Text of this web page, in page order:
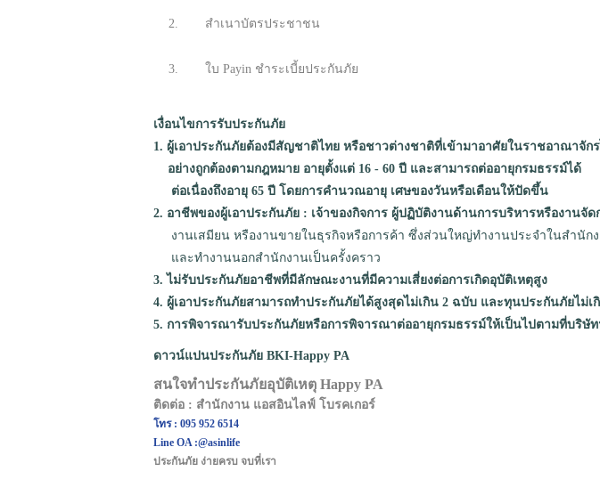
2. สำเนาบัตรประชาชน
3. ใบ Payin ชำระเบี้ยประกันภัย
เงื่อนไขการรับประกันภัย
1. ผู้เอาประกันภัยต้องมีสัญชาติไทย หรือชาวต่างชาติที่เข้ามาอาศัยในราชอาณาจัก
อย่างถูกต้องตามกฎหมาย อายุตั้งแต่ 16 - 60 ปี และสามารถต่ออายุกรมธรรม์ได้
ต่อเนื่องถึงอายุ 65 ปี โดยการคำนวณอายุ เศษของวันหรือเดือนให้ปัดขึ้น
2. อาชีพของผู้เอาประกันภัย : เจ้าของกิจการ ผู้ปฏิบัติงานด้านการบริหารหรืองานจัด
งานเสมียน หรืองานขายในธุรกิจหรือการค้า ซึ่งส่วนใหญ่ทำงานประจำในสำนัก
และทำงานนอกสำนักงานเป็นครั้งคราว
3. ไม่รับประกันภัยอาชีพที่มีลักษณะงานที่มีความเสี่ยงต่อการเกิดอุบัติเหตุสูง
4. ผู้เอาประกันภัยสามารถทำประกันภัยได้สูงสุดไม่เกิน 2 ฉบับ และทุนประกันภัยไม่เกิ
5. การพิจารณารับประกันภัยหรือการพิจารณาต่ออายุกรมธรรม์ให้เป็นไปตามที่บริษั
ดาวน์แปนประกันภัย BKI-Happy PA
สนใจทำประกันภัยอุบัติเหตุ Happy PA
ติดต่อ : สำนักงาน แอสอินไลฟ์ โบรคเกอร์
โทร : 095 952 6514
Line OA :@asinlife
ประกันภัย ง่ายครบ จบที่เรา